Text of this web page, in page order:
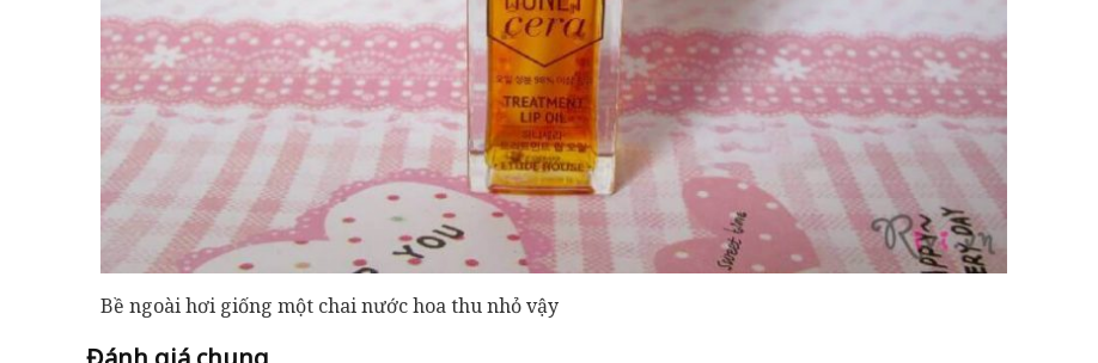
Bề ngoài hơi giống một chai nước hoa thu nhỏ vậy